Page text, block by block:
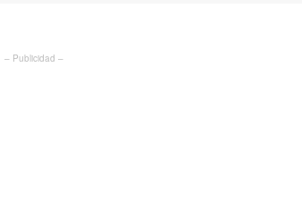
– Publicidad –